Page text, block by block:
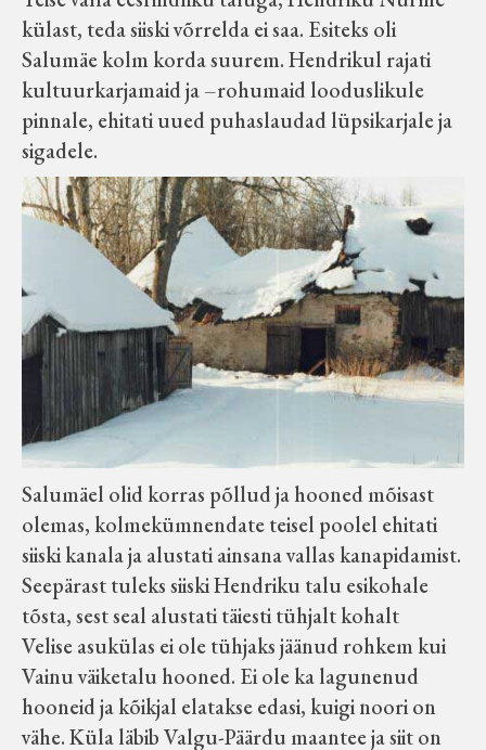
külast, teda siiski võrrelda ei saa. Esiteks oli
Salumäe kolm korda suurem. Hendrikul rajati
kultuurkarjamaid ja –rohumaid looduslikule
pinnale, ehitati uued puhaslaudad lüpsikarjale ja
sigadele.
Salumäel olid korras põllud ja hooned mõisast
olemas, kolmekümnendate teisel poolel ehitati
siiski kanala ja alustati ainsana vallas kanapidamist.
Seepärast tuleks siiski Hendriku talu esikohale
tõsta, sest seal alustati täiesti tühjalt kohalt
Velise asukülas ei ole tühjaks jäänud rohkem kui
Vainu väiketalu hooned. Ei ole ka lagunenud
hooneid ja kõikjal elatakse edasi, kuigi noori on
vähe. Küla läbib Valgu-Päärdu maantee ja siit on